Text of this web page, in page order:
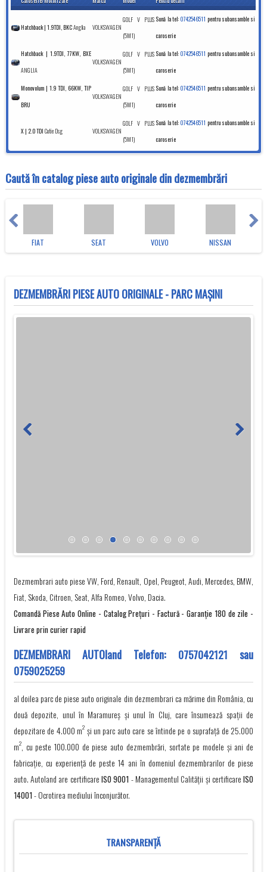
Hatchback | 1.9TDI, BKCAnglia VOLKSWAGEN
GOLF V PLUS
(5M1)
Sună la tel: 0742546511 pentru subansamble si
caroserie
Hatchback | 1.9TDI, 77KW, BXE
ANGLIA
VOLKSWAGEN
GOLF V PLUS
(5M1)
Sună la tel: 0742546511 pentru subansamble si
caroserie
Monovolum | 1.9 TDI, 66KW, TIP
BRU
VOLKSWAGEN
GOLF V PLUS
(5M1)
Sună la tel: 0742546511 pentru subansamble si
caroserie
X | 2.0 TDI Cutie Dsg VOLKSWAGEN
GOLF V PLUS
(5M1)
Sună la tel: 0742546511 pentru subansamble si
caroserie
Caută în catalog piese auto originale din dezmembrări
FIAT SEAT VOLVO NISSAN
DEZMEMBRĂRI PIESE AUTO ORIGINALE - PARC MAȘINI
Dezmembrari auto piese VW, Ford, Renault, Opel, Peugeot, Audi, Mercedes, BMW,
Fiat, Skoda, Citroen, Seat, Alfa Romeo, Volvo, Dacia.
Comandă Piese Auto Online - Catalog Preţuri - Factură - Garanţie 180 de zile -
Livrare prin curier rapid
DEZMEMBRARI AUTOland Telefon: 0757042121 sau
0759025259
al doilea parc de piese auto originale din dezmembrari ca mărime din România, cu
două depozite, unul în Maramureș și unul în Cluj, care însumează spații de
depozitare de 4.000 m2 și un parc auto care se întinde pe o suprafață de 25.000
m2, cu peste 100.000 de piese auto dezmembrări, sortate pe modele și ani de
fabricație, cu experienţă de peste 14 ani în domeniul dezmembrarilor de piese
auto. Autoland are certificareISO 9001 - Managementul Calității și certificareISO
14001- Ocrotirea mediului înconjurător.
TRANSPARENŢĂ